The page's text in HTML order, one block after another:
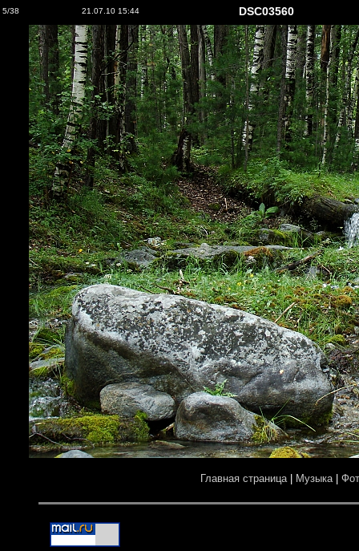
5/38 21.07.10 15:44 DSC03560
Главная страница| Музыка|